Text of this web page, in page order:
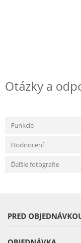
Otázky a
Funkcie
Hodnocení
Ďaľšie fotografie
PRED